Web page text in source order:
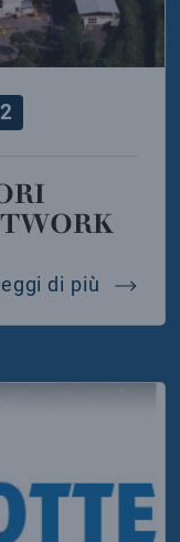
di più i